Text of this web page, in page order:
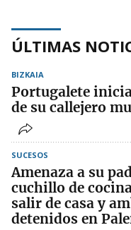
ÚLTIMAS
BIZKAIA
Portugalete
de su callejero
SUCESOS
Amenaza a su
cuchillo de
salir de casa y
detenidos en